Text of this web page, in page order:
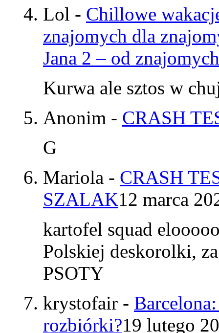
Lol - Chillowe
znajomych dla
Jana 2 – od
Kurwa ale sztos w
Anonim - CRASH
G
Mariola - CRASH
SZALAK12 marca
kartofel squad
Polskiej deskorolki,
PSOTY
krystofair -
rozbiórki?19 lutego